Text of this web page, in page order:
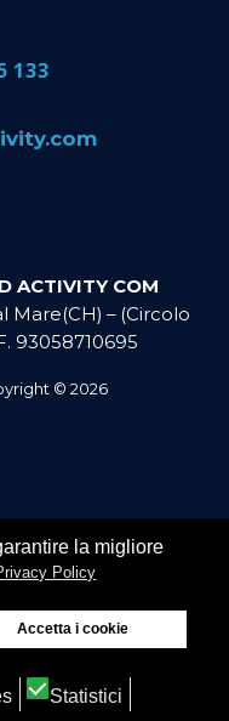
la migliore
Policy
Accetta i cookie
Statistici
133
ACTIVITY COM
Mare(CH) – (Circolo
93058710695
© 2026